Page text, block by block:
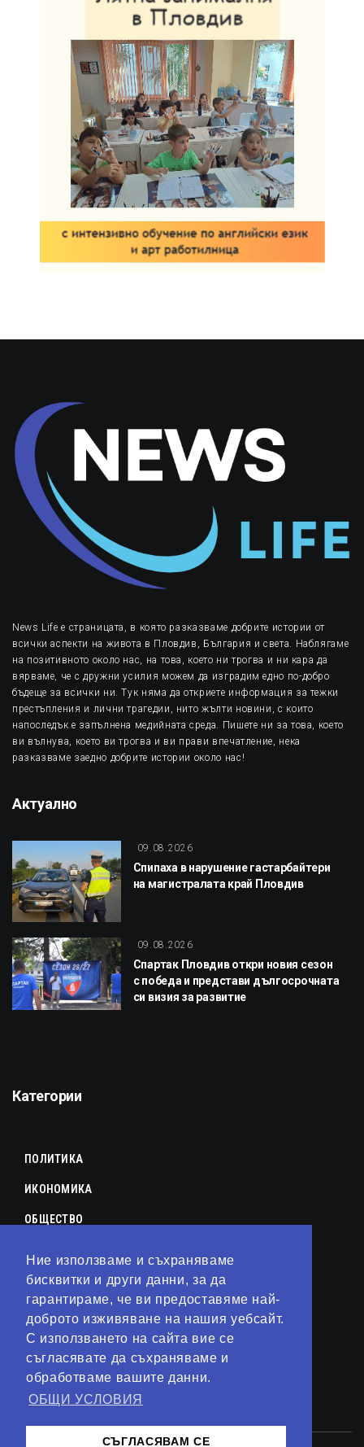
Ние използваме и съхраняваме
бисквитки и други данни, за да
гарантираме, че ви предоставяме най-
доброто изживяване на нашия уебсайт.
С използването на сайта вие се
съгласявате да съхраняваме и
обработваме вашите данни.
ОБЩИ УСЛОВИЯ
СЪГЛАСЯВАМ СЕ
News Life е страницата, в която разказваме добрите истории от
всички аспекти на живота в Пловдив, България и света. Наблягаме
на позитивното около нас, на това, което ни трогва и ни кара да
вярваме, че с дружни усилия можем да изградим едно по-добро
бъдеще за всички ни. Тук няма да откриете информация за тежки
престъпления и лични трагедии, нито жълти новини, с които
напоследък е запълнена медийната среда. Пишете ни за това, което
ви вълнува, което ви трогва и ви прави впечатление, нека
разказваме заедно добрите истории около нас!
Актуално
09.08.2026
Спипаха в нарушение гастарбайтери
на магистралата край Пловдив
09.08.2026
Спартак Пловдив откри новия сезон
с победа и представи дългосрочната
си визия за развитие
Категории
ПОЛИТИКА
ИКОНОМИКА
ОБЩЕСТВО
КУЛТУРА
ЛАЙФСТАЙЛ
ТЕХНОЛОГИИ
АНАЛИЗИ
СВЯТ